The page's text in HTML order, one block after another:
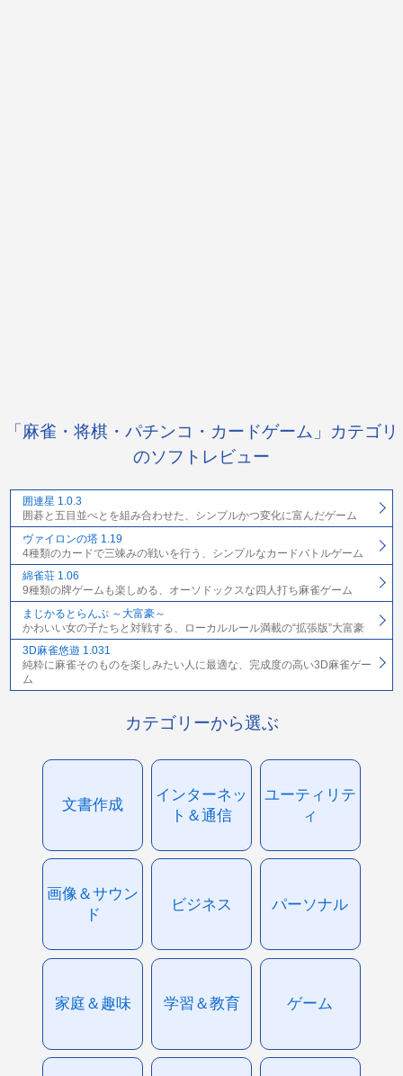
「麻雀・将棋・パチンコ・カードゲーム」カテゴリ
のソフトレビュー
囲連星 1.0.3
囲碁と五目並べとを組み合わせた、シンプルかつ変化に富んだゲーム
ヴァイロンの塔 1.19
4種類のカードで三竦みの戦いを行う、シンプルなカードバトルゲーム
綿雀荘 1.06
9種類の牌ゲームも楽しめる、オーソドックスな四人打ち麻雀ゲーム
まじかるとらんぷ ～大富豪～
かわいい女の子たちと対戦する、ローカルルール満載の“拡張版”大富豪
3D麻雀悠遊 1.031
純粋に麻雀そのものを楽しみたい人に最適な、完成度の高い3D麻雀ゲー
ム
カテゴリーから選ぶ
文書作成
インターネッ
ト＆通信
ユーティリテ
ィ
画像＆サウン
ド
ビジネス パーソナル
家庭＆趣味 学習＆教育 ゲーム